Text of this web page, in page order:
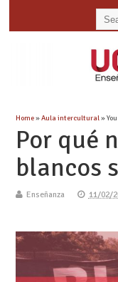
Home»Aula intercultural»
Por qué
blancos
Enseñanza 11/02/